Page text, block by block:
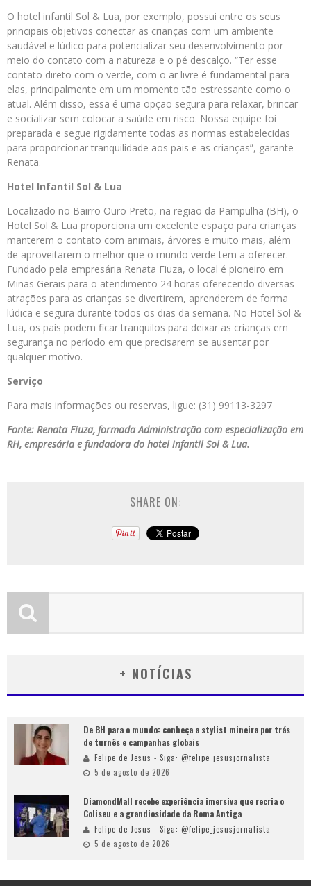
O hotel infantil Sol & Lua, por exemplo, possui entre os seus
principais objetivos conectar as crianças com um ambiente
saudável e lúdico para potencializar seu desenvolvimento por
meio do contato com a natureza e o pé descalço. “Ter esse
contato direto com o verde, com o ar livre é fundamental para
elas, principalmente em um momento tão estressante como o
atual. Além disso, essa é uma opção segura para relaxar, brincar
e socializar sem colocar a saúde em risco. Nossa equipe foi
preparada e segue rigidamente todas as normas estabelecidas
para proporcionar tranquilidade aos pais e as crianças”, garante
Renata.
Hotel Infantil Sol & Lua
Localizado no Bairro Ouro Preto, na região da Pampulha (BH), o
Hotel Sol & Lua proporciona um excelente espaço para crianças
manterem o contato com animais, árvores e muito mais, além
de aproveitarem o melhor que o mundo verde tem a oferecer.
Fundado pela empresária Renata Fiuza, o local é pioneiro em
Minas Gerais para o atendimento 24 horas oferecendo diversas
atrações para as crianças se divertirem, aprenderem de forma
lúdica e segura durante todos os dias da semana. No Hotel Sol &
Lua, os pais podem ficar tranquilos para deixar as crianças em
segurança no período em que precisarem se ausentar por
qualquer motivo.
Serviço
Para mais informações ou reservas, ligue: (31) 99113-3297
Fonte: Renata Fiuza, formada Administração com especialização em
RH, empresária e fundadora do hotel infantil Sol & Lua.
SHARE ON:
+ NOTÍCIAS
De BH para o mundo: conheça a stylist mineira por trás
de turnês e campanhas globais
Felipe de Jesus - Siga: @felipe_jesusjornalista
5 de agosto de 2026
DiamondMall recebe experiência imersiva que recria o
Coliseu e a grandiosidade da Roma Antiga
Felipe de Jesus - Siga: @felipe_jesusjornalista
5 de agosto de 2026